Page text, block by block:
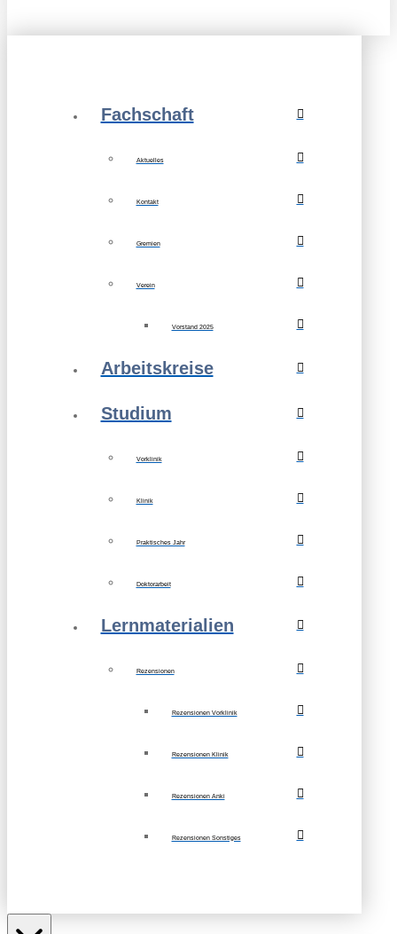
Fachschaft
Aktuelles
Kontakt
Gremien
Verein
Vorstand 2025
Arbeitskreise
Studium
Vorklinik
Klinik
Praktisches Jahr
Doktorarbeit
Lernmaterialien
Rezensionen
Rezensionen Vorklinik
Rezensionen Klinik
Rezensionen Anki
Rezensionen Sonstiges